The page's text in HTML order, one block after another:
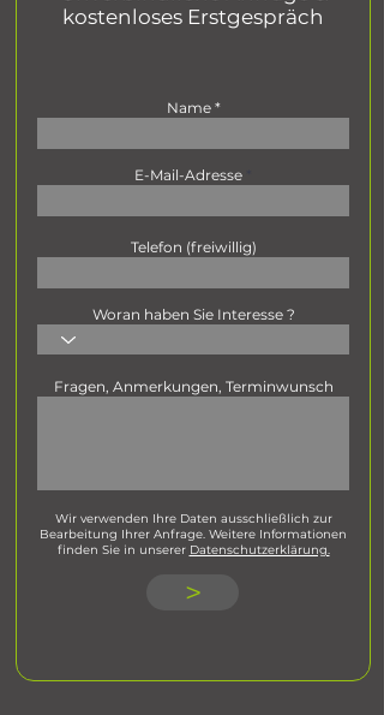
Wichtig: Ein günstiger Onepager kann funktionieren
Regel keine Anfragen.
durchdachte, verkaufsstarke Lösung mit klarer
einem fair kalkulierten Festpreis, der sich für Ihr
kostenloses Erstgespräch
Name
E-Mail-Adresse
Telefon (freiwillig)
Woran haben Sie Interesse ?
Fragen, Anmerkungen, Terminwunsch
Wir verwenden Ihre Daten ausschließlich zur
Bearbeitung Ihrer Anfrage. Weitere Informationen
finden Sie in unserer Datenschutzerklärung.
>